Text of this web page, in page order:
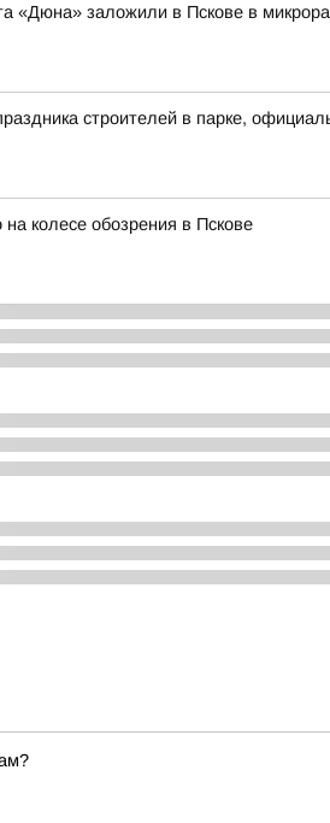
«Дюна» заложили в Пскове в
строителей в парке,
колесе обозрения в Пскове